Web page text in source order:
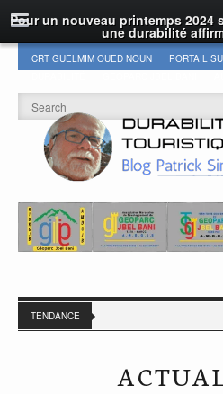
Pour un nouveau printemps 2024
une durabilité
CRT GUELMIM OUED NOUN PORTAIL
TENDANCE